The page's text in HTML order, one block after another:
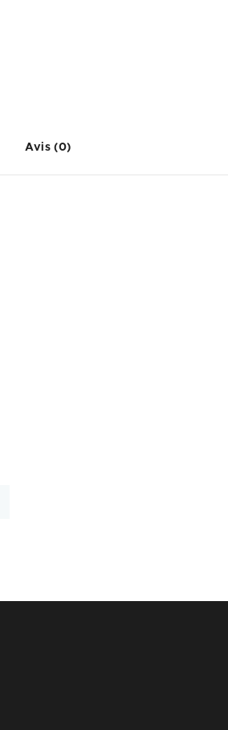
Avis (0)